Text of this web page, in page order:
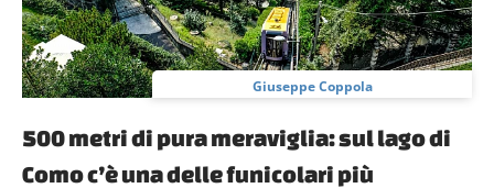
Giuseppe Coppola
500 metri di pura meraviglia: sul lago di
Como c’è una delle funicolari più